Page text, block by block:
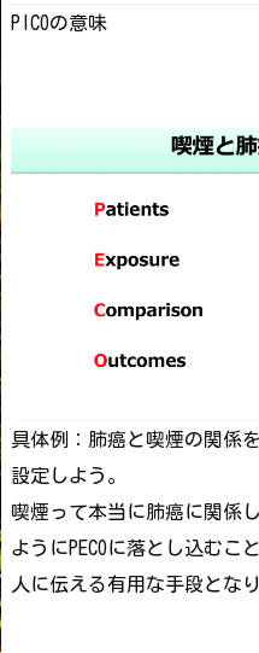
PICOの意味
具体例：肺癌と喫煙の関係
設定しよう。
喫煙って本当に肺癌に関係
ようにPECOに落とし込む
人に伝える有用な手段となり